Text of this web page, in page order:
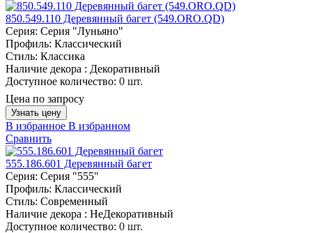
850.549.110 Деревянный багет (549.ORO.QD)
Серия: Серия "Луньяно"
Профиль: Классический
Стиль: Классика
Наличие декора : Декоративный
Доступное количество: 0 шт.
Цена по запросу
Узнать цену
В избранное В избранном
Сравнить
555.186.601 Деревянный багет
Серия: Серия "555"
Профиль: Классический
Стиль: Современный
Наличие декора : НеДекоративный
Доступное количество: 0 шт.